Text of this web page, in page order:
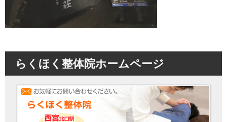
らくほく整体院ホームページ